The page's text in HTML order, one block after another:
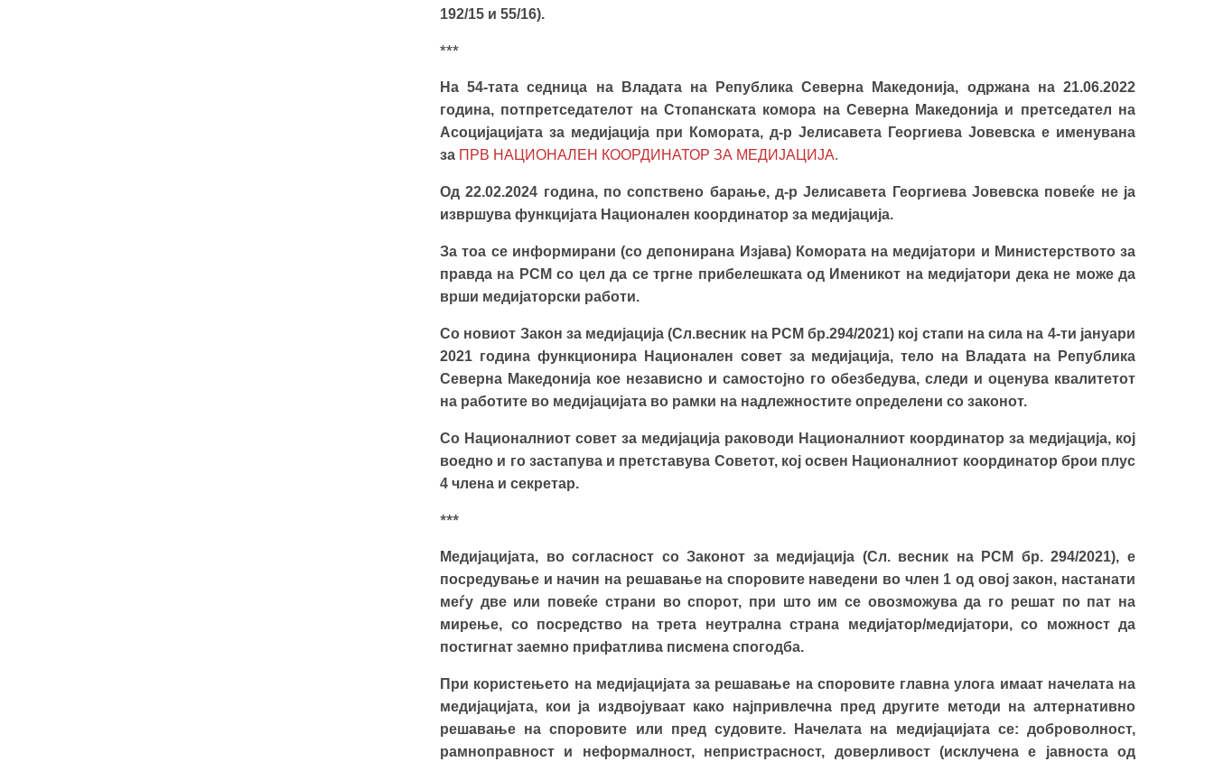
192/15 и 55/16).
***
На 54-тата седница на Владата на Република Северна Македонија, одржана на 21.06.2022
година, потпретседателот на Стопанската комора на Северна Македонија и претседател на
Асоцијацијата за медијација при Комората, д-р Јелисавета Георгиева Јовевска е именувана
за ПРВ НАЦИОНАЛЕН КООРДИНАТОР ЗА МЕДИЈАЦИЈА.
Од 22.02.2024 година, по сопствено барање, д-р Јелисавета Георгиева Јовевска повеќе не ја
извршува функцијата Национален координатор за медијација.
За тоа се информирани (со депонирана Изјава) Комората на медијатори и Министерството за
правда на РСМ со цел да се тргне прибелешката од Именикот на медијатори дека не може да
врши медијаторски работи.
Со новиот Закон за медијација (Сл.весник на РСМ бр.294/2021) кој стапи на сила на 4-ти јануари
2021 година функционира Национален совет за медијација, тело на Владата на Република
Северна Македонија кое независно и самостојно го обезбедува, следи и оценува квалитетот
на работите во медијацијата во рамки на надлежностите определени со законот.
Со Националниот совет за медијација раководи Националниот координатор за медијација, кој
воедно и го застапува и претставува Советот, кој освен Националниот координатор брои плус
4 члена и секретар.
***
Медијацијата, во согласност со Законот за медијација (Сл. весник на РСМ бр. 294/2021), е
посредување и начин на решавање на споровите наведени во член 1 од овој закон, настанати
меѓу две или повеќе страни во спорот, при што им се овозможува да го решат по пат на
мирење, со посредство на трета неутрална страна медијатор/медијатори, со можност да
постигнат заемно прифатлива писмена спогодба.
При користењето на медијацијата за решавање на споровите главна улога имаат начелата на
медијацијата, кои ја издвојуваат како најпривлечна преддругите методи на алтернативно
решавање на споровите или пред судовите. Начелата на медијацијатасе: доброволност,
рамноправност и неформалност, непристрасност, доверливост(исклучена е јавноста од